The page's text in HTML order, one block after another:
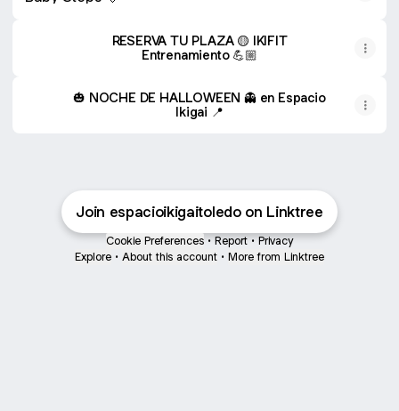
RESERVA TU PLAZA 🟡 IKIFIT
Entrenamiento 💪🏼
🎃 NOCHE DE HALLOWEEN 👻 en Espacio
Ikigai 📍
Join espacioikigaitoledo on Linktree
Cookie Preferences • Report • Privacy
Explore • About this account • More from Linktree